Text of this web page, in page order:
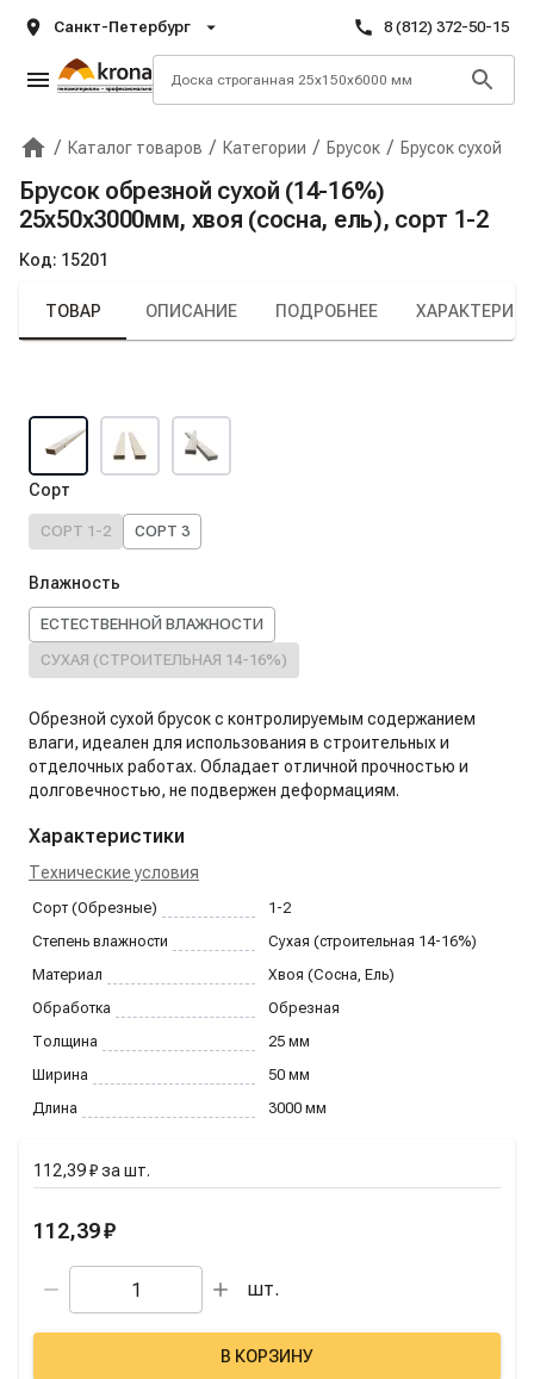
Санкт-Петербург 8 (812) 372-50-15
Главная
/ Каталог товаров / Категории / Брусок / Брусок сухой
Брусок обрезной сухой (14-16%)
25х50х3000мм, хвоя (сосна, ель), сорт 1-2
Код: 15201
Крона
ТОВАР ОПИСАНИЕ ПОДРОБНЕЕ
Сорт
СОРТ 1-2 СОРТ 3
Влажность
ЕСТЕСТВЕННОЙ ВЛАЖНОСТИ
СУХАЯ (СТРОИТЕЛЬНАЯ 14-16%)
Обрезной сухой брусок с контролируемым содержанием
влаги, идеален для использования в строительных и
отделочных работах. Обладает отличной прочностью и
долговечностью, не подвержен деформациям.
Характеристики
Технические условия
Сорт (Обрезные)
1-2
Степень влажности
Сухая (строительная 14-16%)
Материал
Хвоя (Сосна, Ель)
Обработка
Обрезная
Толщина
25 мм
Ширина
50 мм
Длина
3000 мм
112,39 ₽за шт.
112,39 ₽
шт.
В КОРЗИНУ